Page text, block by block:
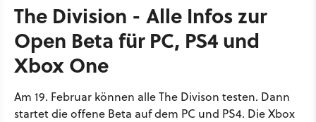
The Division - Alle Infos zur
Open Beta für PC, PS4 und
Xbox One
Am 19. Februar können alle The Divison testen. Dann
startet die offene Beta auf dem PC und PS4. Die Xbox